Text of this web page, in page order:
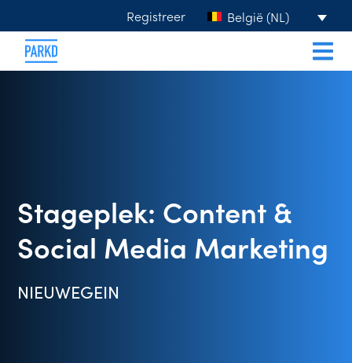
Registreer België (NL)
Stageplek: Content &
Social Media Marketing
NIEUWEGEIN